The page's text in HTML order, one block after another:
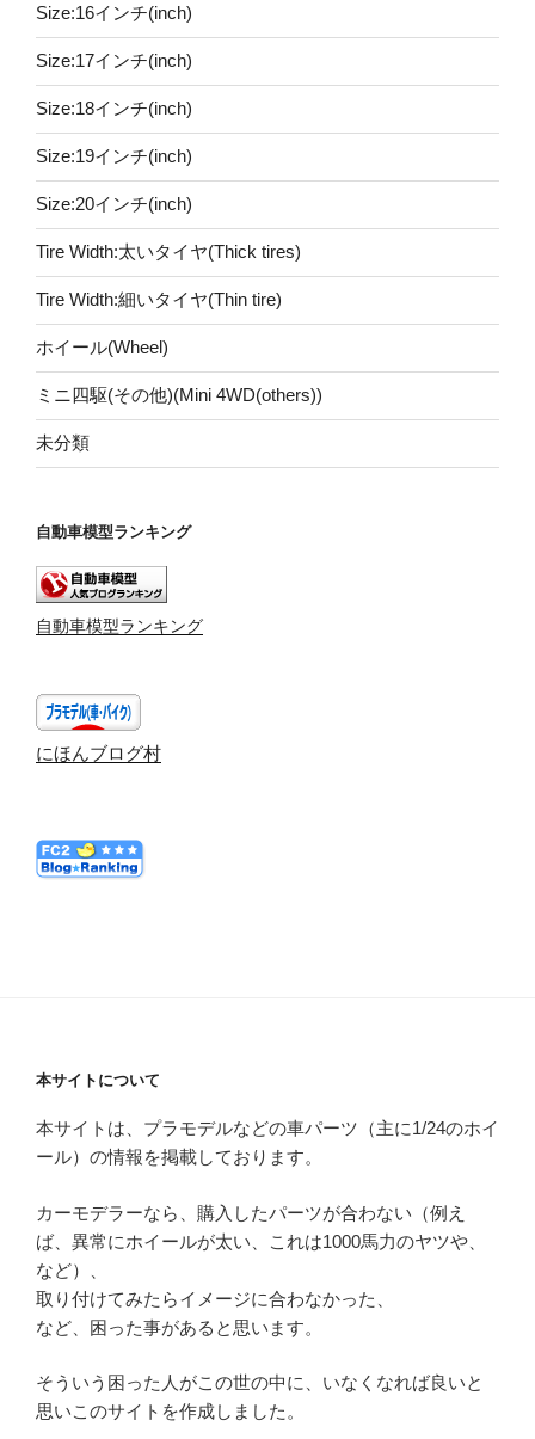
Size:16インチ(inch)
Size:17インチ(inch)
Size:18インチ(inch)
Size:19インチ(inch)
Size:20インチ(inch)
Tire Width:太いタイヤ(Thick tires)
Tire Width:細いタイヤ(Thin tire)
ホイール(Wheel)
ミニ四駆(その他)(Mini 4WD(others))
未分類
自動車模型ランキング
自動車模型ランキング
にほんブログ村
本サイトについて
本サイトは、プラモデルなどの車パーツ（主に1/24のホイ
ール）の情報を掲載しております。
カーモデラーなら、購入したパーツが合わない（例え
ば、異常にホイールが太い、これは1000馬力のヤツや、
など）、
取り付けてみたらイメージに合わなかった、
など、困った事があると思います。
そういう困った人がこの世の中に、いなくなれば良いと
思いこのサイトを作成しました。